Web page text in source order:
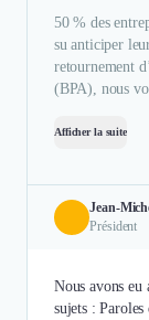
50 % des
su anticiper
retournement
(BPA), nous
Afficher la suite
Jean-
Président
Nous avons
sujets :